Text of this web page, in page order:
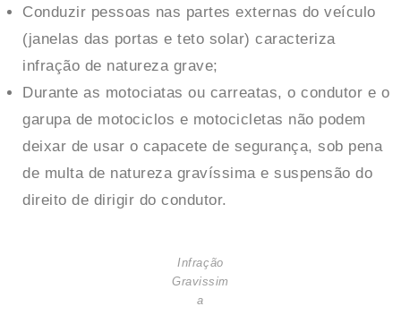
Conduzir pessoas nas partes externas do veículo
(janelas das portas e teto solar) caracteriza
infração de natureza grave;
Durante as motociatas ou carreatas, o condutor e o
garupa de motociclos e motocicletas não podem
deixar de usar o capacete de segurança, sob pena
de multa de natureza gravíssima e suspensão do
direito de dirigir do condutor.
Infração
Gravissim
a